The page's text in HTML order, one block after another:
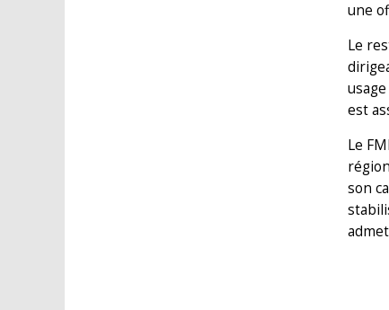
une
Le
est
Le
son